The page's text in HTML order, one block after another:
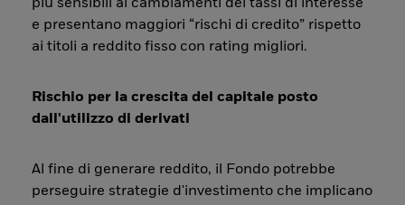
più sensibili ai cambiamenti dei tassi di interesse
e presentano maggiori “rischi di credito” rispetto
ai titoli a reddito fisso con rating migliori.
Rischio per la crescita del capitale posto
dall'utilizzo di derivati
Al fine di generare reddito, il Fondo potrebbe
perseguire strategie d'investimento che implicano